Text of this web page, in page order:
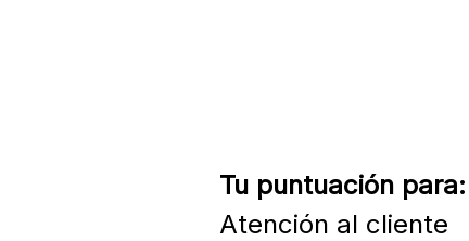
Tu puntuación para:
Atención al cliente